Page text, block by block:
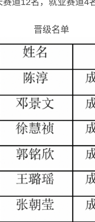
道12名，就业赛道4
晋级名单